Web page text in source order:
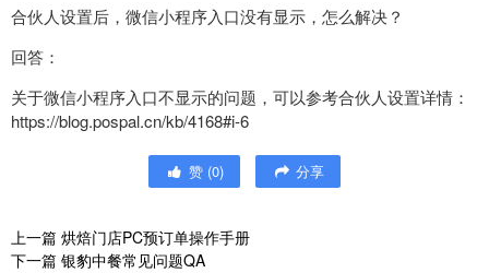
合伙人设置后，微信小程序入口没有显示，怎么解决？
回答：
关于微信小程序入口不显示的问题，可以参考合伙人设置详情：
https://blog.pospal.cn/kb/4168#i-6
赞 (0) 分享
上一篇 烘焙门店PC预订单操作手册
下一篇 银豹中餐常见问题QA